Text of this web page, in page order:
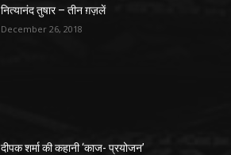
नित्यानंद तुषार – तीन ग़ज़लें
December 26, 2018
दीपक शर्मा की कहानी ‘काज- प्रयोजन’